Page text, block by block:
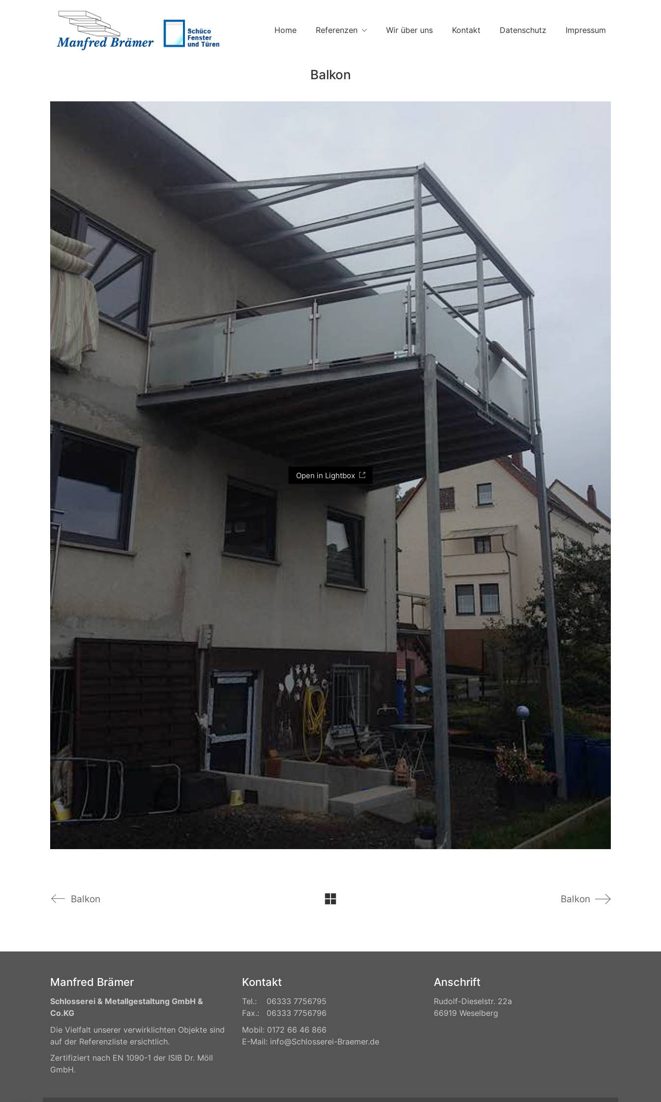
Home Referenzen Wir über uns Kontakt Datenschutz Impressum
Balkon
Open in Lightbox
Balkon Balkon
Manfred Brämer
Schlosserei & Metallgestaltung GmbH &
Co.KG
Die Vielfalt unserer verwirklichten Objekte sind
auf der Referenzliste ersichtlich.
Zertifiziert nach EN 1090-1 der ISIB Dr. Möll
GmbH.
Kontakt
Tel.: 06333 7756795
Fax.: 06333 7756796
Mobil: 0172 66 46 866
E-Mail: info@Schlosserei-Braemer.de
Anschrift
Rudolf-Dieselstr. 22a
66919 Weselberg